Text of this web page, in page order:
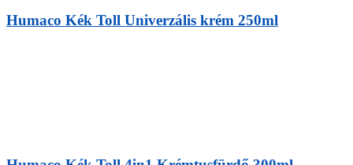
Humaco Kék Toll Univerzális krém 250ml